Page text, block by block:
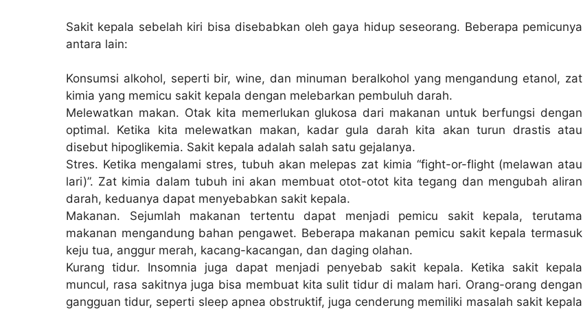
Sakit kepala sebelah kiri bisa disebabkan oleh gaya hidup seseorang. Beberapa pemicunya
antara lain:
Konsumsi alkohol, seperti bir, wine, dan minuman beralkohol yang mengandung etanol, zat
kimia yang memicu sakit kepala dengan melebarkan pembuluh darah.
Melewatkan makan. Otak kita memerlukan glukosa dari makanan untuk berfungsi dengan
optimal. Ketika kita melewatkan makan, kadar gula darah kita akan turun drastis atau
disebut hipoglikemia. Sakit kepala adalah salah satu gejalanya.
Stres. Ketika mengalami stres, tubuh akan melepas zat kimia “fight-or-flight (melawan atau
lari)”. Zat kimia dalam tubuh ini akan membuat otot-otot kita tegang dan mengubah aliran
darah, keduanya dapat menyebabkan sakit kepala.
Makanan. Sejumlah makanan tertentu dapat menjadi pemicu sakit kepala, terutama
makanan mengandung bahan pengawet. Beberapa makanan pemicu sakit kepala termasuk
keju tua, anggur merah, kacang-kacangan, dan daging olahan.
Kurang tidur. Insomnia juga dapat menjadi penyebab sakit kepala. Ketika sakit kepala
muncul, rasa sakitnya juga bisa membuat kita sulit tidur di malam hari. Orang-orang dengan
gangguan tidur, seperti sleep apnea obstruktif, juga cenderung memiliki masalah sakit kepala